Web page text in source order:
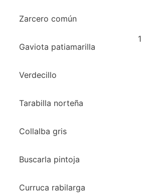
Zarcero común
Gaviota patiamarilla
1
Verdecillo
Tarabilla norteña
Collalba gris
Buscarla pintoja
Curruca rabilarga